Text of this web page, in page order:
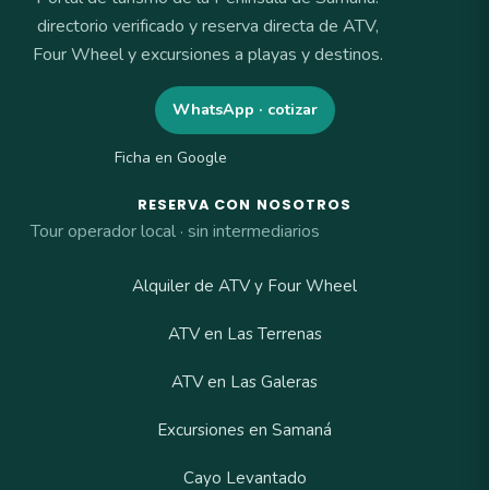
directorio verificado y reserva directa de ATV,
Four Wheel y excursiones a playas y destinos.
WhatsApp · cotizar
Ficha en Google
RESERVA CON NOSOTROS
Tour operador local · sin intermediarios
Alquiler de ATV y Four Wheel
ATV en Las Terrenas
ATV en Las Galeras
Excursiones en Samaná
Cayo Levantado